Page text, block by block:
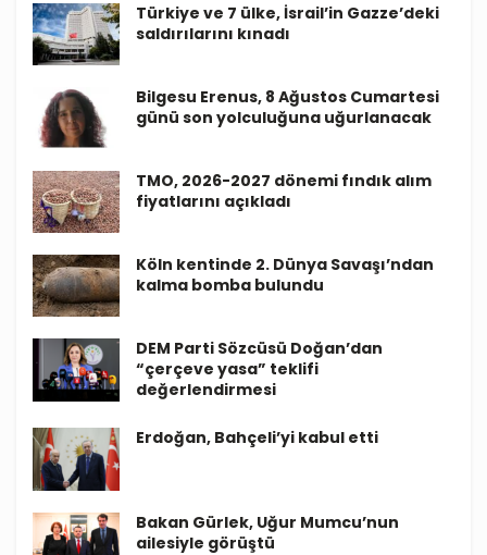
Türkiye ve 7 ülke, İsrail’in Gazze’deki
saldırılarını kınadı
Bilgesu Erenus, 8 Ağustos Cumartesi
günü son yolculuğuna uğurlanacak
TMO, 2026-2027 dönemi fındık alım
fiyatlarını açıkladı
Köln kentinde 2. Dünya Savaşı’ndan
kalma bomba bulundu
DEM Parti Sözcüsü Doğan’dan
“çerçeve yasa” teklifi
değerlendirmesi
Erdoğan, Bahçeli’yi kabul etti
Bakan Gürlek, Uğur Mumcu’nun
ailesiyle görüştü